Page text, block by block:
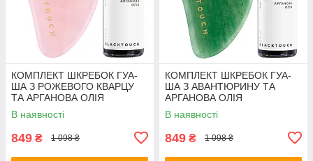
КОМПЛЕКТ ШКРЕБОК ГУА-
ША З РОЖЕВОГО КВАРЦУ
ТА АРГАНОВА ОЛІЯ
В наявності
849 ₴ 1 098 ₴
КОМПЛЕКТ ШКРЕБОК ГУА-
ША З АВАНТЮРИНУ ТА
АРГАНОВА ОЛІЯ
В наявності
849 ₴ 1 098 ₴